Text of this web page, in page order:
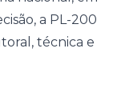
a PL-200
técnica e